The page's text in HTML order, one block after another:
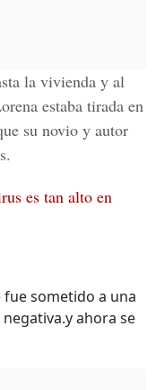
la vivienda y al
estaba tirada en
su novio y autor
es tan alto en
fue sometido a una
ahora se